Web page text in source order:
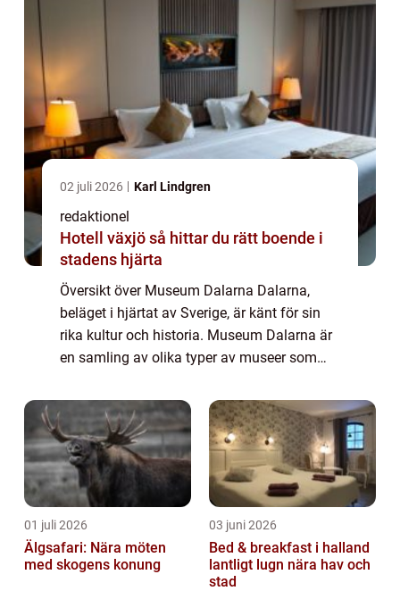
02 juli 2026 Karl Lindgren
redaktionel
Hotell växjö så hittar du rätt boende i
stadens hjärta
Översikt över Museum Dalarna Dalarna,
beläget i hjärtat av Sverige, är känt för sin
rika kultur och historia. Museum Dalarna är
en samling av olika typer av museer som
kulturarv. Genom att erbjuda unika
upplevelser...
01 juli 2026
Älgsafari: Nära möten
med skogens konung
03 juni 2026
Bed & breakfast i halland
lantligt lugn nära hav och
stad